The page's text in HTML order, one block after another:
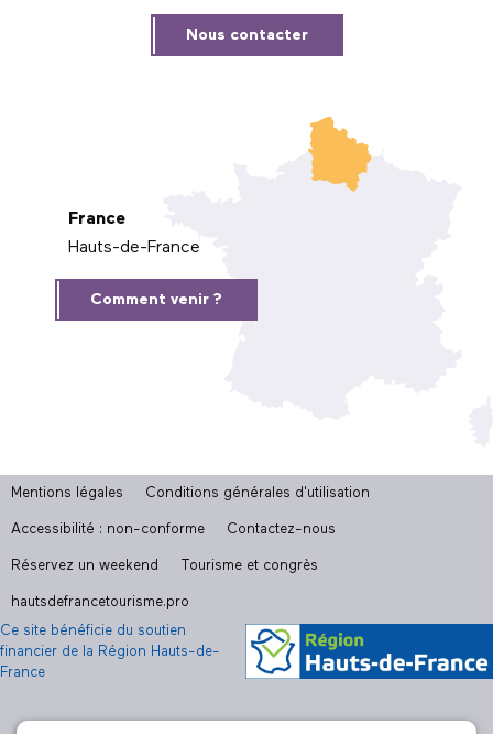
Nous contacter
France
Hauts-de-France
Comment venir ?
Mentions légales Conditions générales d'utilisation
Accessibilité : non-conforme Contactez-nous
Réservez un weekend Tourisme et congrès
hautsdefrancetourisme.pro
Ce site bénéficie du soutien
financier de la Région Hauts-de-
France